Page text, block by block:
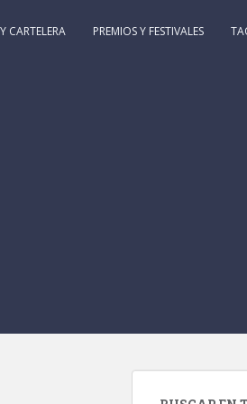
CARTELERA PREMIOS Y FESTIVALES